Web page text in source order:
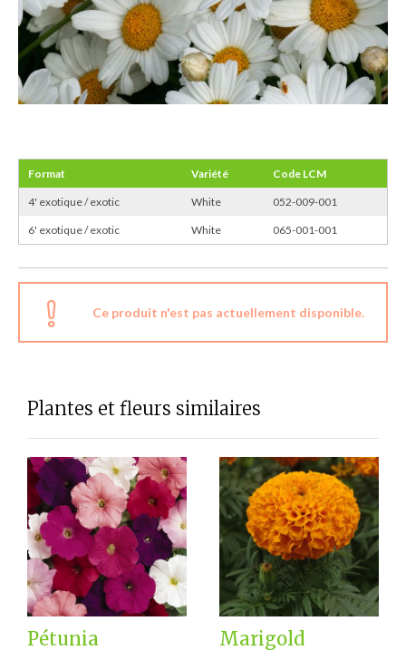
Format Variété Code LCM
4' exotique / exotic White 052-009-001
6' exotique / exotic White 065-001-001
Ce produit n'est pas actuellement disponible.
Plantes et fleurs similaires
Pétunia Marigold